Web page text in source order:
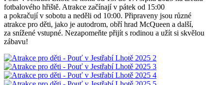
fotbalového hřiště. Atrakce začínají v pátek od 15:00
a pokračují v sobotu a neděli od 10:00. Připraveny jsou různé
atrakce pro děti, jako je autodrom, obří hrad McQueen a další,
za snížené vstupné. Nezapomeňte přijít s rodinou a užít si skvělou
zábavu!